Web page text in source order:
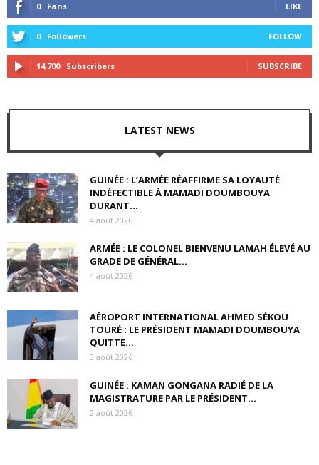
0 Fans LIKE
0 Followers FOLLOW
14,700 Subscribers SUBSCRIBE
LATEST NEWS
GUINÉE : L’ARMÉE RÉAFFIRME SA LOYAUTÉ
INDÉFECTIBLE À MAMADI DOUMBOUYA
DURANT...
4 août 2026
ARMÉE : LE COLONEL BIENVENU LAMAH ÉLEVÉ AU
GRADE DE GÉNÉRAL...
4 août 2026
AÉROPORT INTERNATIONAL AHMED SÉKOU
TOURÉ : LE PRÉSIDENT MAMADI DOUMBOUYA
QUITTE...
3 août 2026
GUINÉE : KAMAN GONGANA RADIÉ DE LA
MAGISTRATURE PAR LE PRÉSIDENT...
2 août 2026